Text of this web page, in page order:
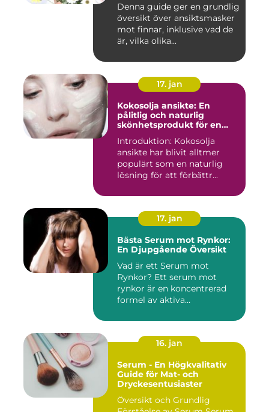
Denna guide ger en grundlig
översikt över ansiktsmasker
mot finnar, inklusive vad de
är, vilka olika...
17. jan
Kokosolja ansikte: En
pålitlig och naturlig
skönhetsprodukt för en
Introduktion: Kokosolja
ansikte har blivit alltmer
populärt som en naturlig
lösning för att förbättr...
17. jan
Bästa Serum mot Rynkor:
En Djupgående Översikt
Vad är ett Serum mot
Rynkor? Ett serum mot
rynkor är en koncentrerad
formel av aktiva
16. jan
Serum - En Högkvalitativ
Guide för Mat- och
Dryckesentusiaster
Översikt och Grundlig